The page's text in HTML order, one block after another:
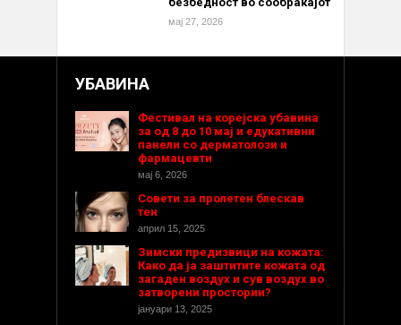
мај 27, 2026
УБАВИНА
Фестивал на корејска убавина
за од 8 до 10 мај и едукативни
панели со дерматолози и
фармацевти
мај 6, 2026
Совети за пролетен блескав
тен
април 15, 2025
Зимски предизвици на кожата:
Како да ја заштитите кожата од
загаден воздух и сув воздух во
затворени простории?
јануари 13, 2025